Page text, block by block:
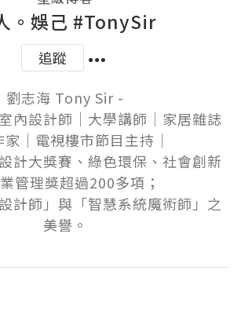
。娛己 #TonySir
追蹤
劉志海 Tony Sir -
內設計師│大學講師│家居雜誌
家│電視樓市節目主持│
計大獎賽、綠色環保、社會創新
管理獎超過200多項；
計師」與「智慧系統魔術師」之
美譽。